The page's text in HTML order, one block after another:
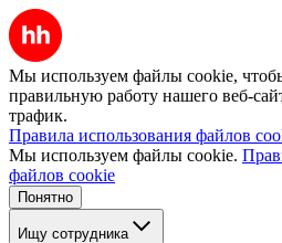
Мы используем файлы cookie,
правильную работу нашего веб-
трафик.
Правила использования файлов
Мы используем файлы cookie.
файлов cookie
Понятно
Ищу сотрудника